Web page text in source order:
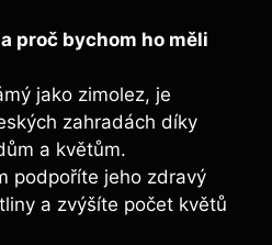
proč bychom ho měli
jako zimolez, je
zahradách díky
a květům.
podpoříte jeho zdravý
a zvýšíte počet květů